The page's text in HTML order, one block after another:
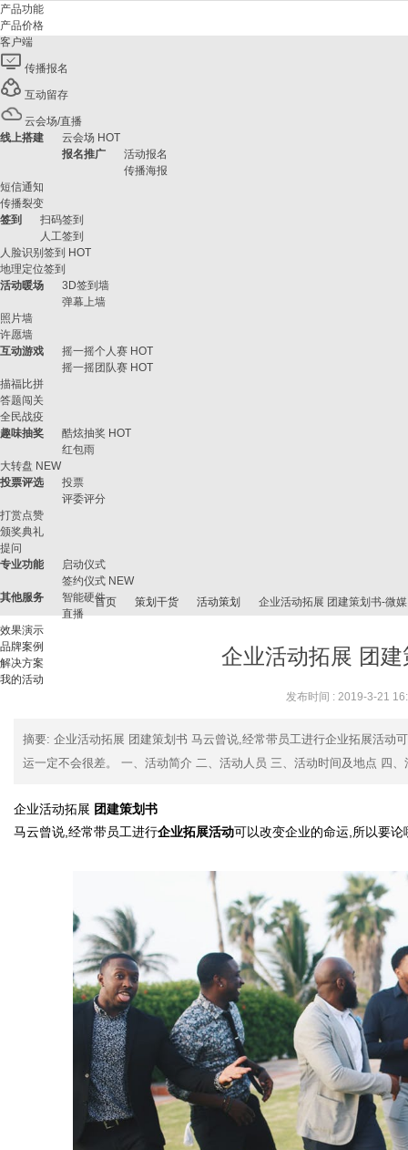
产品功能
产品价格
客户端
传播报名
互动留存
云会场/直播
线上搭建
云会场 HOT
报名推广
活动报名
传播海报
短信通知
传播裂变
签到
扫码签到
人工签到
人脸识别签到 HOT
地理定位签到
活动暖场
3D签到墙
弹幕上墙
照片墙
许愿墙
互动游戏
摇一摇个人赛 HOT
摇一摇团队赛 HOT
描福比拼
答题闯关
全民战疫
趣味抽奖
酷炫抽奖 HOT
红包雨
大转盘 NEW
投票评选
投票
评委评分
打赏点赞
颁奖典礼
提问
专业功能
启动仪式
签约仪式 NEW
其他服务
智能硬件
直播
效果演示
品牌案例
解决方案
我的活动
首页 策划干货 活动策划 企业活动拓展 团建策划书-微
企业活动拓展 团
发布时间 : 2019-3-21
摘要: 企业活动拓展 团建策划书 马云曾说,经常带员工进行企业拓展活动
运一定不会很差。 一、活动简介 二、活动人员 三、活动时间及地点 四
企业活动拓展 团建策划书
马云曾说 经常带员工进行企业拓展活动可以改变企业的命运 所以要论